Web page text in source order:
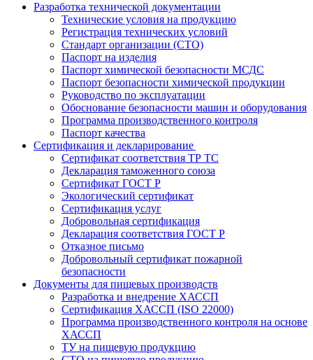
Разработка технической документации
Технические условия на продукцию
Регистрация технических условий
Стандарт организации (СТО)
Паспорт на изделия
Паспорт химической безопасности МСДС
Паспорт безопасности химической продукции
Руководство по эксплуатации
Обоснование безопасности машин и оборудования
Программа производственного контроля
Паспорт качества
Сертификация и декларирование
Сертификат соответствия ТР ТС
Декларация таможенного союза
Сертификат ГОСТ Р
Экологический сертификат
Сертификация услуг
Добровольная сертификация
Декларация соответствия ГОСТ Р
Отказное письмо
Добровольный сертификат пожарной
безопасности
Документы для пищевых производств
Разработка и внедрение ХАССП
Сертификация ХАССП (ISO 22000)
Программа производственного контроля на основе
ХАССП
ТУ на пищевую продукцию